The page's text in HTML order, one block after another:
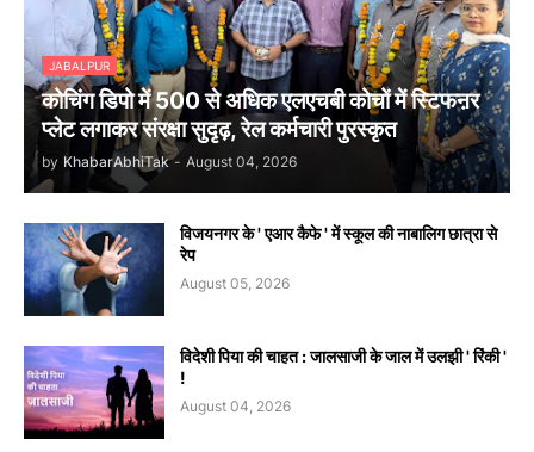
JABALPUR
कोचिंग डिपो में 500 से अधिक एलएचबी कोचों में स्टिफऩर
प्लेट लगाकर संरक्षा सुदृढ़, रेल कर्मचारी पुरस्कृत
by KhabarAbhiTak - August 04, 2026
विजयनगर के ' एआर कैफे ' में स्कूल की नाबालिग छात्रा से
रेप
August 05, 2026
विदेशी पिया की चाहत : जालसाजी के जाल में उलझी ' रिंकी '
!
August 04, 2026